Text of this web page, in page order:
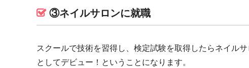
③ネイルサロンに就職
スクールで技術を習得し、検定試験を取得したらネイル
としてデビュー！ということになります。